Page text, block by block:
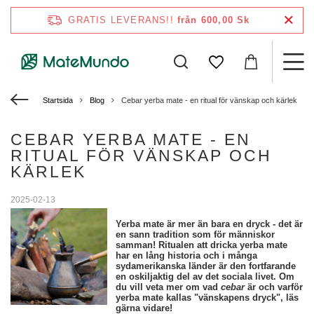
GRATIS LEVERANS!! från 600,00 Sk
Startsida Blog Cebar yerba mate - en ritual för vänskap och kärlek
CEBAR YERBA MATE - EN
RITUAL FÖR VÄNSKAP OCH
KÄRLEK
2025-02-13
Yerba mate är mer än bara en dryck - det är
en sann tradition som för människor
samman! Ritualen att dricka yerba mate
har en lång historia och i många
sydamerikanska länder är den fortfarande
en oskiljaktig del av det sociala livet. Om
du vill veta mer om vad cebarär och varför
yerba mate kallas "vänskapens dryck", läs
gärna vidare!